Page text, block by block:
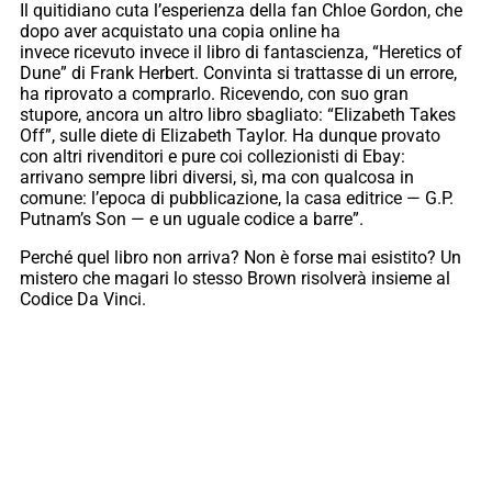
Il quitidiano cuta l’esperienza della fan Chloe Gordon, che
dopo aver acquistato una copia online ha
invece ricevuto invece il libro di fantascienza, “Heretics of
Dune” di Frank Herbert. Convinta si trattasse di un errore,
ha riprovato a comprarlo. Ricevendo, con suo gran
stupore, ancora un altro libro sbagliato: “Elizabeth Takes
Off”, sulle diete di Elizabeth Taylor. Ha dunque provato
con altri rivenditori e pure coi collezionisti di Ebay:
arrivano sempre libri diversi, sì, ma con qualcosa in
comune: l’epoca di pubblicazione, la casa editrice — G.P.
Putnam’s Son — e un uguale codice a barre”.
Perché quel libro non arriva? Non è forse mai esistito? Un
mistero che magari lo stesso Brown risolverà insieme al
Codice Da Vinci.